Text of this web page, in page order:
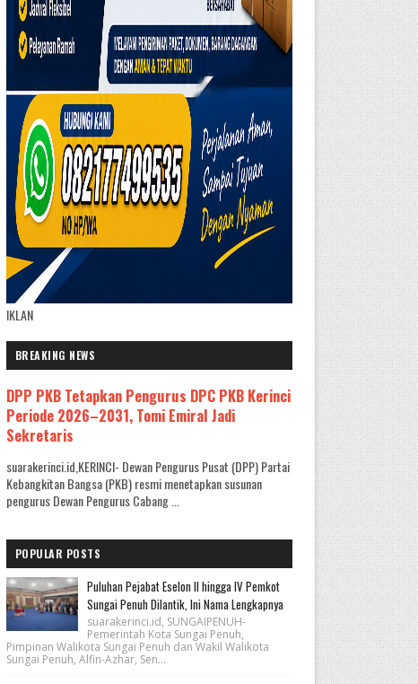
IKLAN
BREAKING NEWS
DPP PKB Tetapkan Pengurus DPC PKB Kerinci
Periode 2026–2031, Tomi Emiral Jadi
Sekretaris
suarakerinci.id,KERINCI- Dewan Pengurus Pusat (DPP) Partai
Kebangkitan Bangsa (PKB) resmi menetapkan susunan
pengurus Dewan Pengurus Cabang ...
POPULAR POSTS
Puluhan Pejabat Eselon II hingga IV Pemkot
Sungai Penuh Dilantik, Ini Nama Lengkapnya
suarakerinci.id, SUNGAIPENUH-
Pemerintah Kota Sungai Penuh,
Pimpinan Walikota Sungai Penuh dan Wakil Walikota
Sungai Penuh, Alfin-Azhar, Sen...